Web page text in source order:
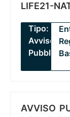
LIFE21-
Tipo:
Avviso
Pubblico
AVVISO